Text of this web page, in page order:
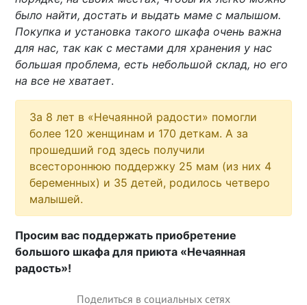
было найти, достать и выдать маме с малышом.
Покупка и установка такого шкафа очень важна
для нас, так как с местами для хранения у нас
большая проблема, есть небольшой склад, но его
на все не хватает.
За 8 лет в «Нечаянной радости» помогли
более 120 женщинам и 170 деткам. А за
прошедший год здесь получили
всестороннюю поддержку 25 мам (из них 4
беременных) и 35 детей, родилось четверо
малышей.
Просим вас поддержать приобретение
большого шкафа для приюта «Нечаянная
радость»!
Поделиться в социальных сетях